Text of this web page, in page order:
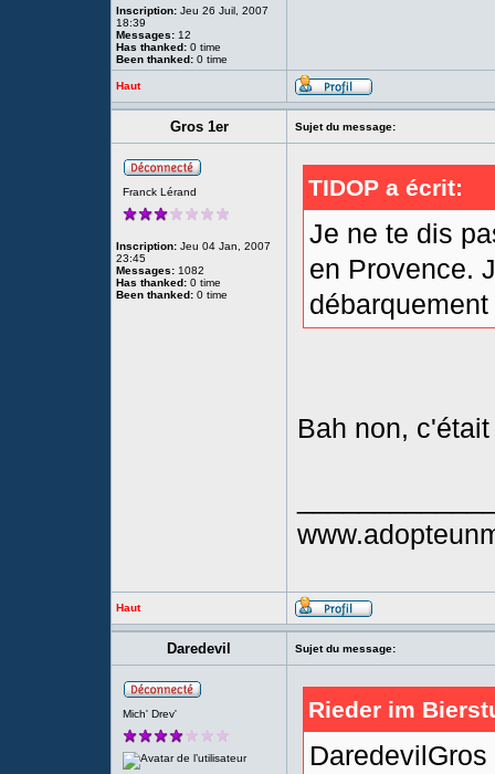
Inscription: Jeu 26 Juil, 2007
18:39
Messages: 12
Has thanked: 0 time
Been thanked: 0 time
Haut
Gros 1er Sujet du message:
Franck Lérand
Inscription: Jeu 04 Jan, 2007
23:45
Messages: 1082
Has thanked: 0 time
Been thanked: 0 time
TIDOP a écrit:
Je ne te dis
en Provence.
Bah non,
Haut
Daredevil Sujet du message:
Mich' Drev' Rieder im